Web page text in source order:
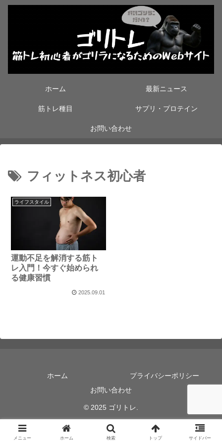
ホーム 最新ニュース
筋トレ種目 サプリ・プロテイン
お問い合わせ
フィットネス初心者
ライフスタイル
運動不足を解消する筋ト
レ入門！今すぐ始められ
る健康習慣
2025.09.01
ホーム
プライバシーポリシー
お問い合わせ
© 2025 ゴリトレ.
メニュー ホーム 検索 トップ サイドバー